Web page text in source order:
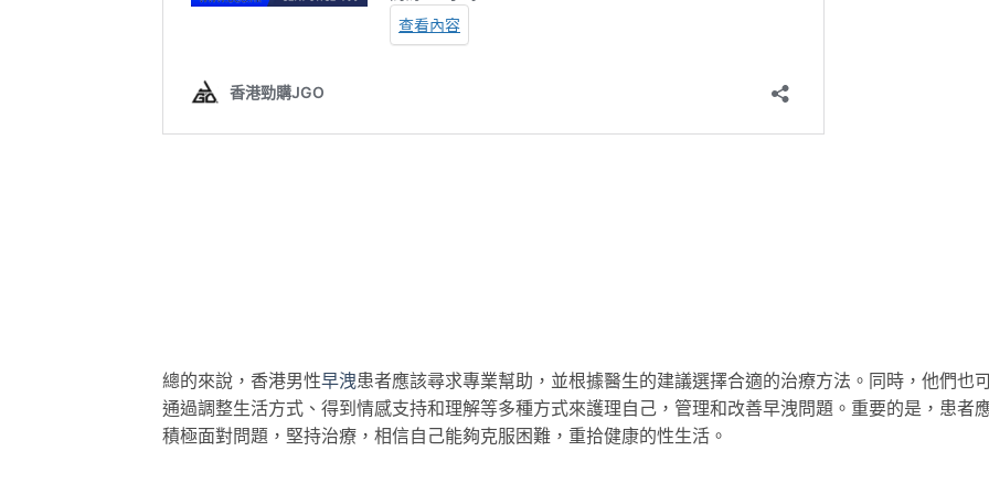
總的來說，香港男性早洩患者應該尋求專業幫助，並根據醫生的建議選擇合適的治療方法。同時，他們也
通過調整生活方式、得到情感支持和理解等多種方式來護理自己，管理和改善早洩問題。重要的是，患者
積極面對問題，堅持治療，相信自己能夠克服困難，重拾健康的性生活。